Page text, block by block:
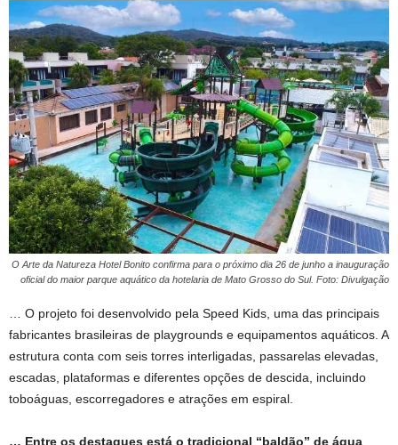
O Arte da Natureza Hotel Bonito confirma para o próximo dia 26 de junho a inauguração
oficial do maior parque aquático da hotelaria de Mato Grosso do Sul. Foto: Divulgação
… O projeto foi desenvolvido pela Speed Kids, uma das principais
fabricantes brasileiras de playgrounds e equipamentos aquáticos. A
estrutura conta com seis torres interligadas, passarelas elevadas,
escadas, plataformas e diferentes opções de descida, incluindo
toboáguas, escorregadores e atrações em espiral.
… Entre os destaques está o tradicional “baldão” de água